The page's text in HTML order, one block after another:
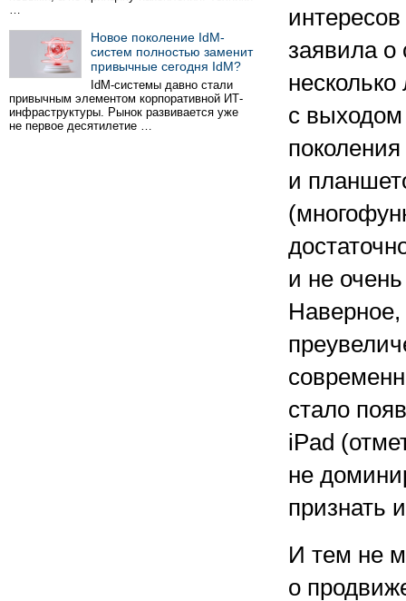
…
Новое поколение IdM-
систем полностью заменит
привычные сегодня IdM?
IdM-системы давно стали
привычным элементом корпоративной ИТ-
инфраструктуры. Рынок развивается уже
не первое десятилетие …
интересов
заявила
несколько
с выходом
и
и не
Наверное,
стало
iPad
не
признать
И тем не
о